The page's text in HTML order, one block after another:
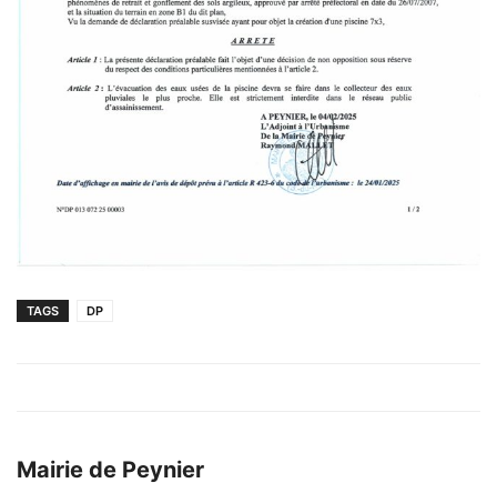
TAGS DP
Mairie de Peynier